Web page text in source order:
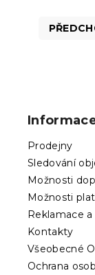
Prodejny
Sledování
Možnosti
Možnosti
Reklamace
Kontakty
Všeobecné
Ochrana